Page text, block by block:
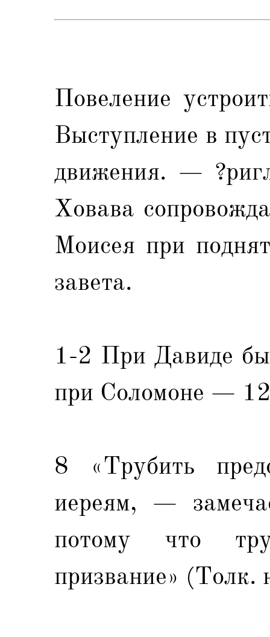
Повеление
Выступление в
движения. —
Ховава
Моисея при
завета.
1-2 При Давиде
при Соломоне —
8 «Трубить
иереям, —
потому что
призвание»